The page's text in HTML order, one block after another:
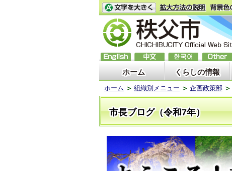
ホーム くらしの情報
ホーム 組織別メニュー 企画政策部
市長ブログ（令和7年）